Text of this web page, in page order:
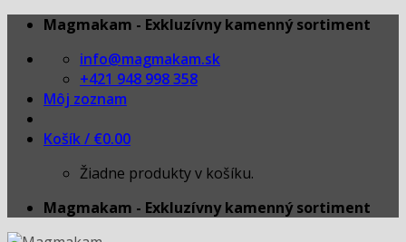
Skip
content
Magmakam - Exkluzívny kamenný sortiment
info@magmakam.sk
+421 948 998 358
Môj zoznam
Košík / €0.00
Žiadne produkty v košíku.
Magmakam - Exkluzívny kamenný sortiment